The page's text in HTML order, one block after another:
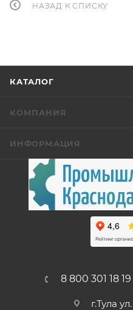
НАЗАД К СПИСКУ
КАТАЛОГ
КОМПАНИЯ
ИНФОРМАЦИЯ
8 800 301 18 19
г.Тула